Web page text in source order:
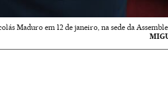
Maduro em 12 de janeiro, na sede da